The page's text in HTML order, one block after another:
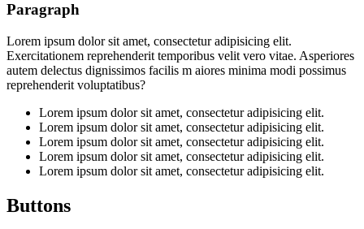
Paragraph
Lorem ipsum dolor sit amet, consectetur adipisicing elit.
Exercitationem reprehenderit temporibus velit vero vitae. Asperiores
autem delectus dignissimos facilis m aiores minima modi possimus
reprehenderit voluptatibus?
Lorem ipsum dolor sit amet, consectetur adipisicing elit.
Lorem ipsum dolor sit amet, consectetur adipisicing elit.
Lorem ipsum dolor sit amet, consectetur adipisicing elit.
Lorem ipsum dolor sit amet, consectetur adipisicing elit.
Lorem ipsum dolor sit amet, consectetur adipisicing elit.
Buttons